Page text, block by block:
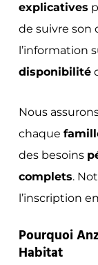
explicatives
de suivre son
l’information
disponibilité
Nous
chaque
des besoins
complets.
l’inscription
Pourquoi
Habitat